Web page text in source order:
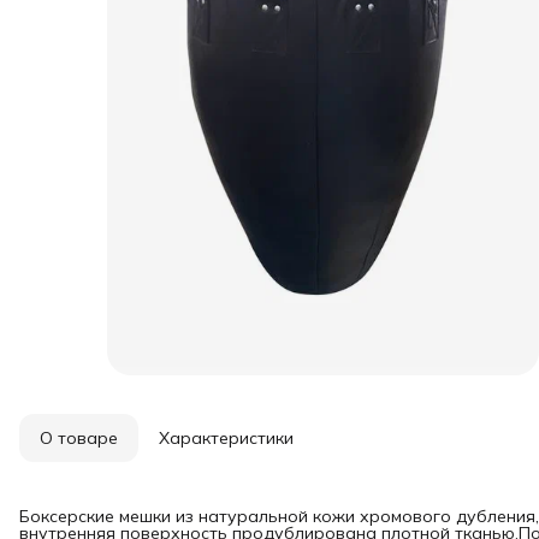
О товаре Характеристики
Боксерские мешки из натуральной кожи хромового
внутренняя поверхность продублирована плотной